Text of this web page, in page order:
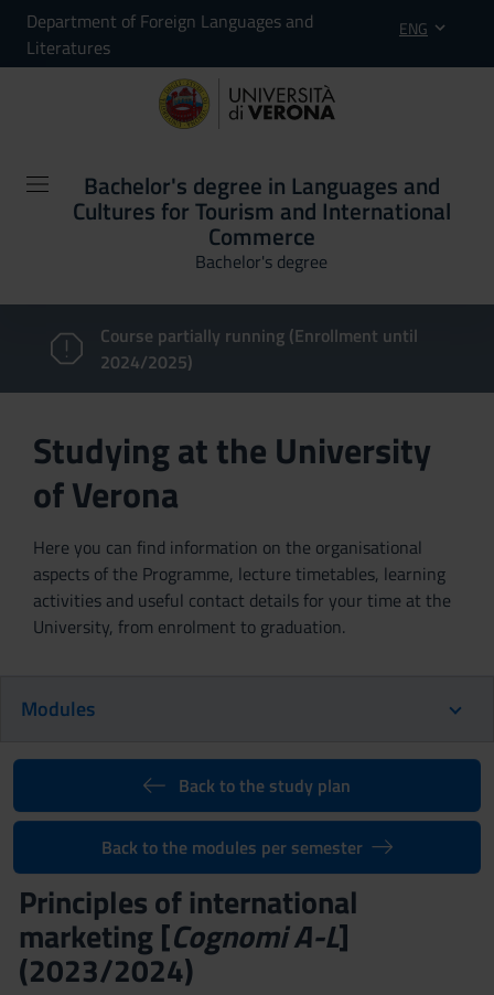
Department of Foreign Languages and
Literatures
ENG
Bachelor's degree in Languages and
Cultures for Tourism and International
Commerce
Bachelor's degree
Course partially running (Enrollment until
2024/2025)
Studying at the University
of Verona
Here you can find information on the organisational
aspects of the Programme, lecture timetables, learning
activities and useful contact details for your time at the
University, from enrolment to graduation.
Modules
Back to the study plan
Back to the modules per semester
Principles of international
marketing [Cognomi A-L]
(2023/2024)